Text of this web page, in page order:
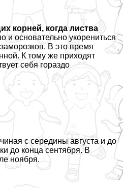
корней, когда листва
и основательно укорениться
В это время
К тому же приходят
себя гораздо
с середины августа и до
до конца сентября. В
ноября.